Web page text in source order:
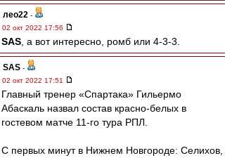
лео22 -
02 окт 2022 17:56
SAS , а вот интересно, ромб или 4-3-3.
SAS -
02 окт 2022 17:51
Главный тренер «Спартака» Гильермо
Абаскаль назвал состав красно-белых в
гостевом матче 11-го тура РПЛ.
С первых минут в Нижнем Новгороде: Селихов,